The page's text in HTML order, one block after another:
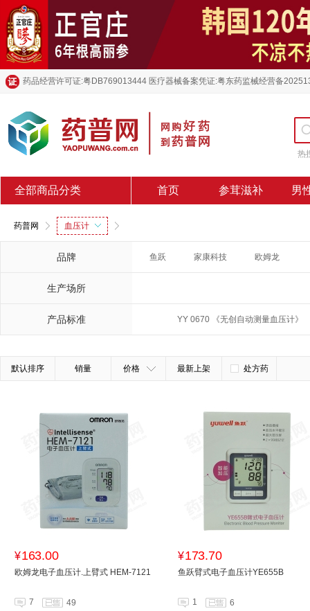
药品经营许可证:粤DB769013444 医疗器械备案凭证:粤东药监械经营备
热
全部商品分类 首页 参茸滋补 男
药普网 血压计
品牌 鱼跃 家康科技 欧姆龙
生产场所
产品标准 YY 0670 《无创自动测量血压计》
默认排序 销量 价格 最新上架 处方药
¥163.00
欧姆龙电子血压计.上臂式 HEM-7121
7 49
¥173.70
鱼跃臂式电子血压计YE655B
1 6